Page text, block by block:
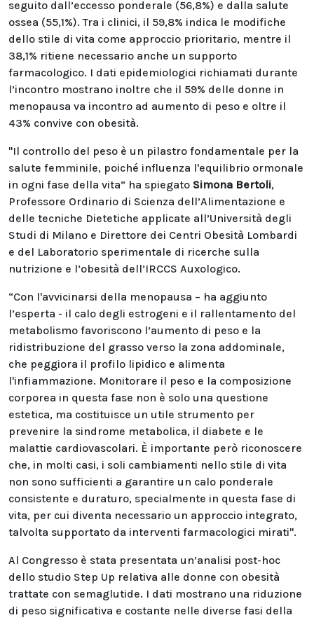
seguito dall’eccesso ponderale (56,8%) e dalla salute
ossea (55,1%). Tra i clinici, il 59,8% indica le modifiche
dello stile di vita come approccio prioritario, mentre il
38,1% ritiene necessario anche un supporto
farmacologico. I dati epidemiologici richiamati durante
l’incontro mostrano inoltre che il 59% delle donne in
menopausa va incontro ad aumento di peso e oltre il
43% convive con obesità.
"Il controllo del peso è un pilastro fondamentale per la
salute femminile, poiché influenza l'equilibrio ormonale
in ogni fase della vita” ha spiegato Simona Bertoli,
Professore Ordinario di Scienza dell’Alimentazione e
delle tecniche Dietetiche applicate all’Università degli
Studi di Milano e Direttore dei Centri Obesità Lombardi
e del Laboratorio sperimentale di ricerche sulla
nutrizione e l’obesità dell’IRCCS Auxologico.
“Con l'avvicinarsi della menopausa – ha aggiunto
l’esperta - il calo degli estrogeni e il rallentamento del
metabolismo favoriscono l’aumento di peso e la
ridistribuzione del grasso verso la zona addominale,
che peggiora il profilo lipidico e alimenta
l'infiammazione. Monitorare il peso e la composizione
corporea in questa fase non è solo una questione
estetica, ma costituisce un utile strumento per
prevenire la sindrome metabolica, il diabete e le
malattie cardiovascolari. È importante però riconoscere
che, in molti casi, i soli cambiamenti nello stile di vita
non sono sufficienti a garantire un calo ponderale
consistente e duraturo, specialmente in questa fase di
vita, per cui diventa necessario un approccio integrato,
talvolta supportato da interventi farmacologici mirati".
Al Congresso è stata presentata un’analisi post-hoc
dello studio Step Up relativa alle donne con obesità
trattate con semaglutide. I dati mostrano una riduzione
di peso significativa e costante nelle diverse fasi della